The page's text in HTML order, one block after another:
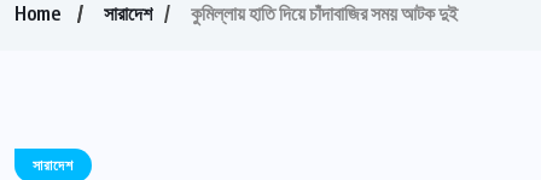
Home সারাদেশ কুমিল্লায় হাতি দিয়ে চাঁদাবাজির সময় আটক দুই
সারাদেশ